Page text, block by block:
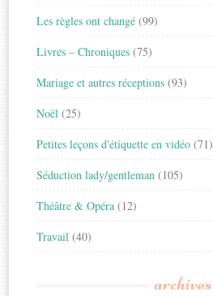
Les règles ont changé (99)
Livres – Chroniques (75)
Mariage et autres réceptions (93)
Noël (25)
Petites leçons d'étiquette en vidéo (71)
Séduction lady/gentleman (105)
Théâtre & Opéra (12)
Travail (40)
archives